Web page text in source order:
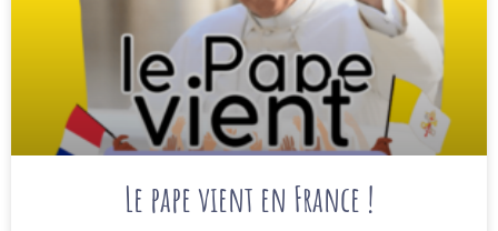
Le pape vient en France !